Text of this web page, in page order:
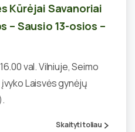
Kūrėjai Savanoriai
– Sausio 13-osios –
val. Vilniuje, Seimo
Laisvės gynėjų
Skaityti toliau